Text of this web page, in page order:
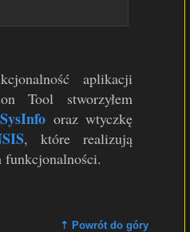
aplikacji
Tool stworzyłem
SysInfo oraz wtyczkę
, które realizują
funkcjonalności.
⇡ Powrót do góry